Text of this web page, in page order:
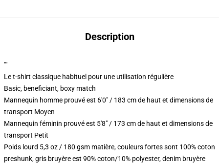
Description
""
Le t-shirt classique habituel pour une utilisation régulière
Basic, beneficiant, boxy match
Mannequin homme prouvé est 6'0" / 183 cm de haut et dimensions de
transport Moyen
Mannequin féminin prouvé est 5'8" / 173 cm de haut et dimensions de
transport Petit
Poids lourd 5,3 oz / 180 gsm matière, couleurs fortes sont 100% coton
preshunk, gris bruyère est 90% coton/10% polyester, denim bruyère